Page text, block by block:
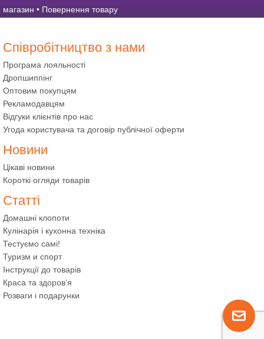
магазин • Повернення товару
Співробітництво з нами
Програма лояльності
Дропшиппінг
Оптовим покупцям
Рекламодавцям
Відгуки клієнтів про нас
Угода користувача та договір публічної оферти
Новини
Цікаві новини
Короткі огляди товарів
Статті
Домашні клопоти
Кулінарія і кухонна техніка
Тестуємо самі!
Туризм и спорт
Інструкції до товарів
Краса та здоров’я
Розваги і подарунки